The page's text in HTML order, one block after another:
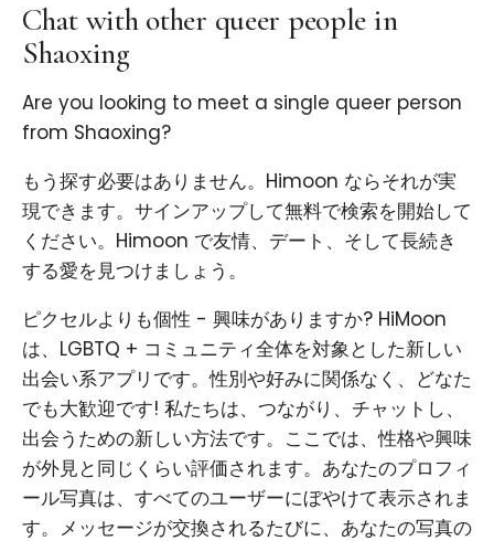
Chat with other queer people in
Shaoxing
Are you looking to meet a single queer person
from Shaoxing?
もう探す必要はありません。Himoon ならそれが実
現できます。サインアップして無料で検索を開始して
ください。Himoon で友情、デート、そして長続き
する愛を見つけましょう。
ピクセルよりも個性 - 興味がありますか? HiMoon
は、LGBTQ + コミュニティ全体を対象とした新しい
出会い系アプリです。性別や好みに関係なく、どなた
でも大歓迎です! 私たちは、つながり、チャットし、
出会うための新しい方法です。ここでは、性格や興味
が外見と同じくらい評価されます。あなたのプロフィ
ール写真は、すべてのユーザーにぼやけて表示されま
す。メッセージが交換されるたびに、あなたの写真の